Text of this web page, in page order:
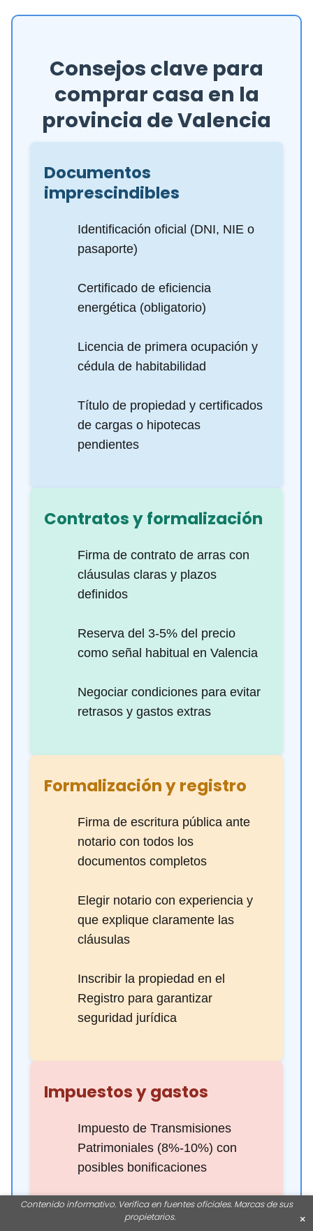
Consejos clave para
comprar casa en la
provincia de Valencia
Documentos
imprescindibles
Identificación oficial (DNI, NIE o
pasaporte)
Certificado de eficiencia
energética (obligatorio)
Licencia de primera ocupación y
cédula de habitabilidad
Título de propiedad y certificados
de cargas o hipotecas
pendientes
Contratos y formalización
Firma de contrato de arras con
cláusulas claras y plazos
definidos
Reserva del 3-5% del precio
como señal habitual en Valencia
Negociar condiciones para evitar
retrasos y gastos extras
Formalización y registro
Firma de escritura pública ante
notario con todos los
documentos completos
Elegir notario con experiencia y
que explique claramente las
cláusulas
Inscribir la propiedad en el
Registro para garantizar
seguridad jurídica
Impuestos y gastos
Impuesto de Transmisiones
Patrimoniales (8%-10%) con
posibles bonificaciones
Plusvalía municipal y gastos
notariales y registrales
Contenido informativo. Verifica en fuentes oficiales. Marcas de sus
propietarios.
×